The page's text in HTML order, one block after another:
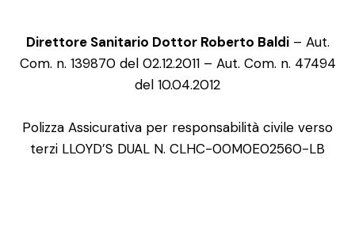
Direttore Sanitario Dottor Roberto Baldi– Aut.
Com. n. 139870 del 02.12.2011 – Aut. Com. n. 47494
del 10.04.2012
Polizza Assicurativa per responsabilità civile verso
terzi LLOYD’S DUAL N. CLHC-00M0E02560-LB